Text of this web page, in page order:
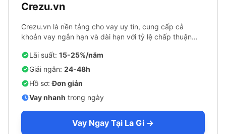
Crezu.vn
Crezu.vn là nền tảng cho vay uy tín, cung cấp cả
khoản vay ngắn hạn và dài hạn với tỷ lệ chấp thuận
Lãi suất: 15-25%/năm
Giải ngân: 24-48h
Hồ sơ:Đơn giản
Vay nhanh trong ngày
Vay Ngay Tại La Gi →